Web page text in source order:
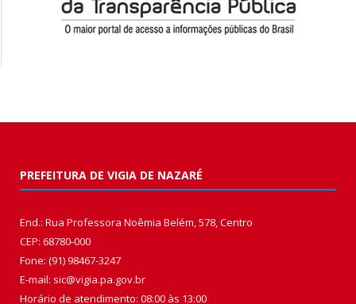
PREFEITURA DE VIGIA DE NAZARÉ
End.: Rua Professora Noêmia Belém, 578, Centro
CEP: 68780-000
Fone: (91) 98467-3247
E-mail: sic@vigia.pa.gov.br
Horário de atendimento: 08:00 às 13:00